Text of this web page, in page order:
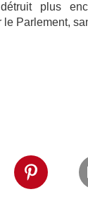
plus
Parlement,